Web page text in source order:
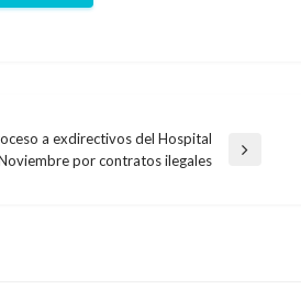
a exdirectivos del Hospital
por contratos ilegales